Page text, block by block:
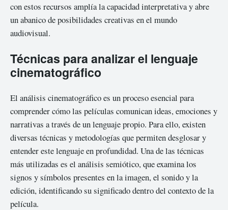
con estos recursos amplía la capacidad interpretativa y abre
un abanico de posibilidades creativas en el mundo
audiovisual.
Técnicas para analizar el lenguaje
cinematográfico
El análisis cinematográfico es un proceso esencial para
comprender cómo las películas comunican ideas, emociones y
narrativas a través de un lenguaje propio. Para ello, existen
diversas técnicas y metodologías que permiten desglosar y
entender este lenguaje en profundidad. Una de las técnicas
más utilizadas es el análisis semiótico, que examina los
signos y símbolos presentes en la imagen, el sonido y la
edición, identificando su significado dentro del contexto de la
película.